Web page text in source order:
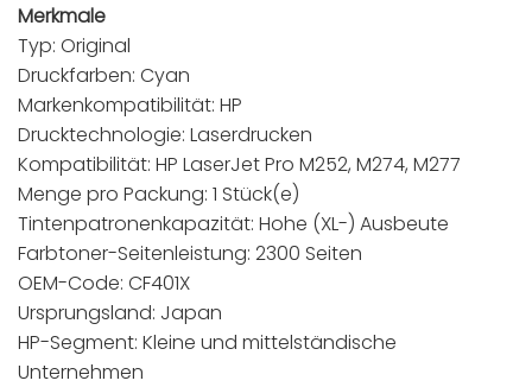
Merkmale
Typ: Original
Druckfarben: Cyan
Markenkompatibilität: HP
Drucktechnologie: Laserdrucken
Kompatibilität: HP LaserJet Pro M252, M274, M277
Menge pro Packung: 1 Stück(e)
Tintenpatronenkapazität: Hohe (XL-) Ausbeute
Farbtoner-Seitenleistung: 2300 Seiten
OEM-Code: CF401X
Ursprungsland: Japan
HP-Segment: Kleine und mittelständische
Unternehmen